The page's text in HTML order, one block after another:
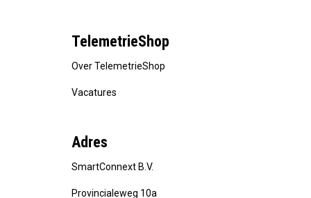
TelemetrieShop
Over TelemetrieShop
Vacatures
Adres
SmartConnext B.V.
Provincialeweg 10a